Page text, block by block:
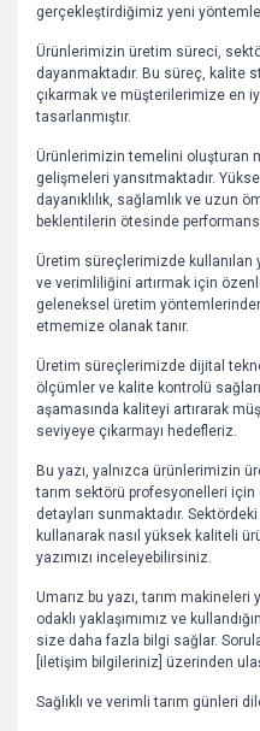
gerçekleştirdiğimiz yeni
Ürünlerimizin üretim süreci,
dayanmaktadır. Bu süreç, kalite
çıkarmak ve müşterilerimize en
tasarlanmıştır.
Ürünlerimizin temelini oluşturan
gelişmeleri yansıtmaktadır.
dayanıklılık, sağlamlık ve uzun
beklentilerin ötesinde
Üretim süreçlerimizde
ve verimliliğini artırmak için
geleneksel üretim
etmemize olanak tanır.
Üretim süreçlerimizde dijital
ölçümler ve kalite kontrolü
aşamasında kaliteyi artırarak
seviyeye çıkarmayı hedefleriz.
Bu yazı, yalnızca ürünlerimizin
tarım sektörü profesyonelleri için
detayları sunmaktadır.
kullanarak nasıl yüksek kaliteli
yazımızı inceleyebilirsiniz.
Umarız bu yazı, tarım
odaklı yaklaşımımız ve
size daha fazla bilgi sağlar.
[iletişim bilgileriniz] üzerinden
Sağlıklı ve verimli tarım günleri